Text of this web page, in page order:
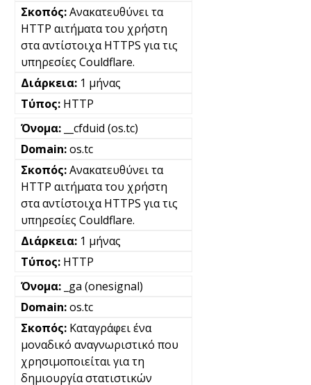
Ανακατευθύνει τα
HTTP αιτήματα του χρήστη
στα αντίστοιχα HTTPS για τις
υπηρεσίες Couldflare.
1 μήνας
HTTP
__cfduid (os.tc)
os.tc
Ανακατευθύνει τα
HTTP αιτήματα του χρήστη
στα αντίστοιχα HTTPS για τις
υπηρεσίες Couldflare.
1 μήνας
HTTP
_ga (onesignal)
os.tc
Καταγράφει ένα
μοναδικό αναγνωριστικό που
χρησιμοποιείται για τη
δημιουργία στατιστικών